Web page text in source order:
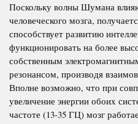
Поскольку волны Шумана
человеческого мозга,
способствует развитию
функционировать на более
собственным
резонансом, производя
Вполне возможно, что при
увеличение энергии обоих
частоте (13-35 ГЦ) мозг